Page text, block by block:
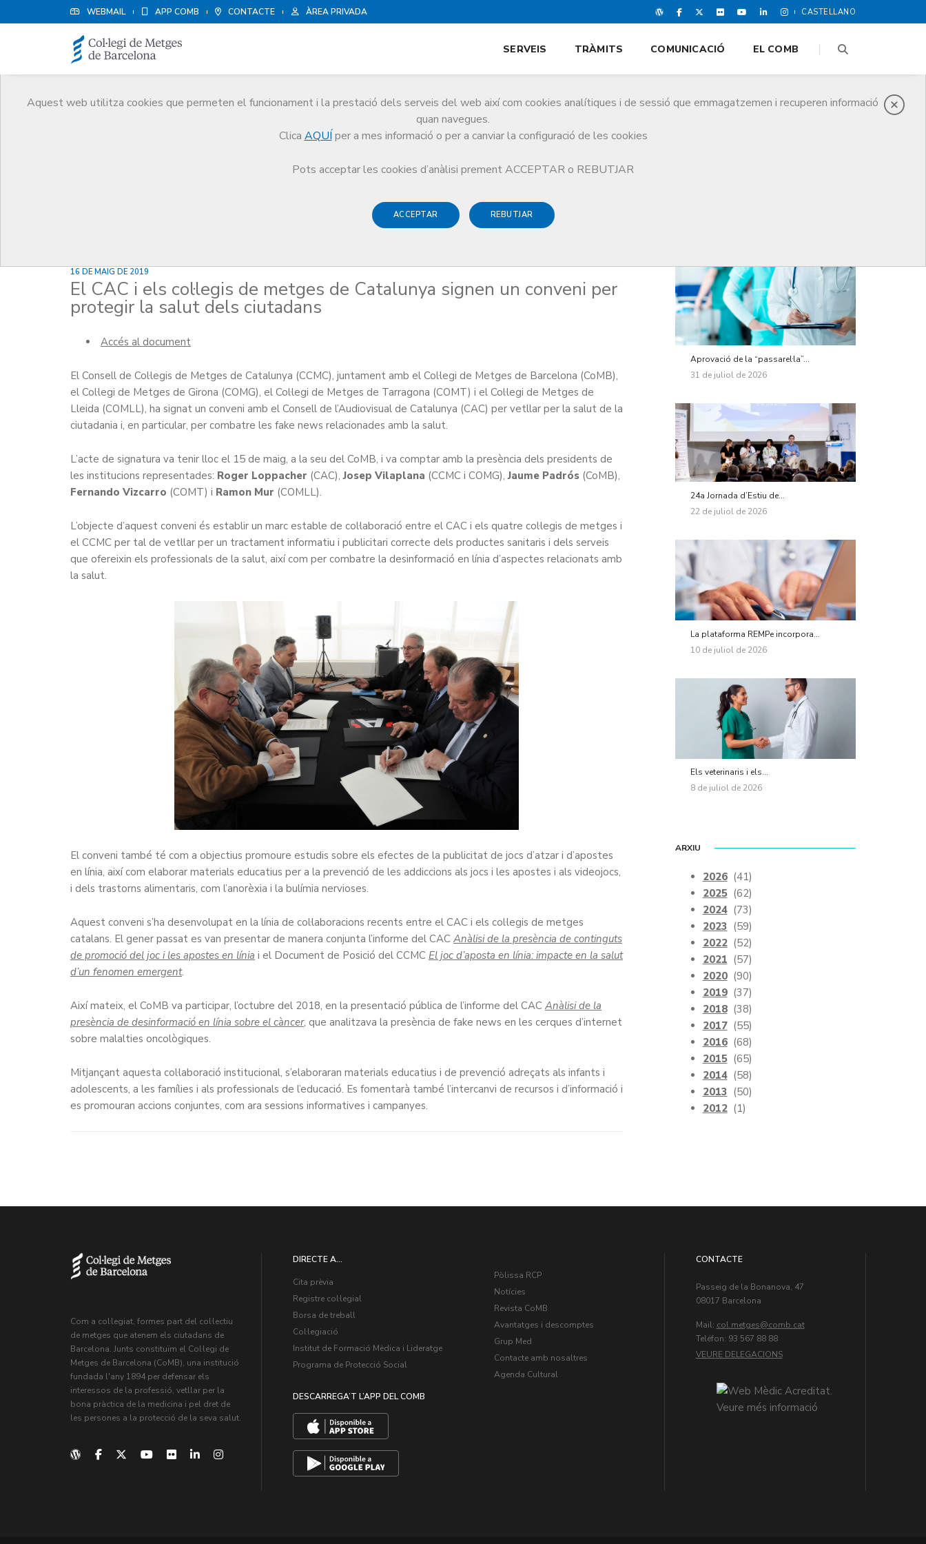
WEBMAIL APP COMB CONTACTE ÀREA PRIVADA CASTELLANO
Aquest web utilitza cookies que permeten el funcionament i la prestació dels serveis del web així com cookies analítiques i de sessió que emmagatzemen i recuperen informació
quan navegues.
Clica AQUÍ per a mes informació o per a canviar la configuració de les cookies
Pots acceptar les cookies d’anàlisi prement ACCEPTAR o REBUTJAR
ACCEPTAR REBUTJAR
SERVEIS TRÀMITS COMUNICACIÓ EL COMB
El CAC i els col·legis de metges de Catalunya signen un conveni per protegir la salut dels ciutadans
16 DE MAIG DE 2019
El CAC i els col·legis de metges de Catalunya signen un conveni per
protegir la salut dels ciutadans
Accés al document
El Consell de Col·legis de Metges de Catalunya (CCMC), juntament amb el Col·legi de Metges de Barcelona (CoMB),
el Col·legi de Metges de Girona (COMG), el Col·legi de Metges de Tarragona (COMT) i el Col·legi de Metges de
Lleida (COMLL), ha signat un conveni amb el Consell de l’Audiovisual de Catalunya (CAC) per vetllar per la salut de la
ciutadania i, en particular, per combatre les fake news relacionades amb la salut.
L’acte de signatura va tenir lloc el 15 de maig, a la seu del CoMB, i va comptar amb la presència dels presidents de
les institucions representades: Roger Loppacher (CAC),Josep Vilaplana (CCMC i COMG),Jaume Padrós (CoMB),
Fernando Vizcarro (COMT) i Ramon Mur (COMLL).
L’objecte d’aquest conveni és establir un marc estable de col·laboració entre el CAC i els quatre col·legis de metges i
el CCMC per tal de vetllar per un tractament informatiu i publicitari correcte dels productes sanitaris i dels serveis
que ofereixin els professionals de la salut, així com per combatre la desinformació en línia d’aspectes relacionats amb
la salut.
El conveni també té com a objectius promoure estudis sobre els efectes de la publicitat de jocs d’atzar i d’apostes
en línia, així com elaborar materials educatius per a la prevenció de les addiccions als jocs i les apostes i als videojocs,
i dels trastorns alimentaris, com l’anorèxia i la bulímia nervioses.
Aquest conveni s’ha desenvolupat en la línia de col·laboracions recents entre el CAC i els col·legis de metges
catalans. El gener passat es van presentar de manera conjunta l’informe del CAC Anàlisi de la presència de continguts
de promoció del joc i les apostes en línia i el Document de Posició del CCMC El joc d’aposta en línia: impacte en la salut
d’un fenomen emergent.
Així mateix, el CoMB va participar, l’octubre del 2018, en la presentació pública de l’informe del CAC Anàlisi de la
presència de desinformació en línia sobre el càncer, que analitzava la presència de fake news en les cerques d’internet
sobre malalties oncològiques.
Mitjançant aquesta col·laboració institucional, s’elaboraran materials educatius i de prevenció adreçats als infants i
adolescents, a les famílies i als professionals de l’educació. Es fomentarà també l’intercanvi de recursos i d’informació i
es promouran accions conjuntes, com ara sessions informatives i campanyes.
Aprovació de la “passarel·la”...
31 de juliol de 2026
24a Jornada d’Estiu de...
22 de juliol de 2026
La plataforma REMPe incorpora...
10 de juliol de 2026
Els veterinaris i els...
8 de juliol de 2026
ARXIU
2026 (41)
2025 (62)
2024 (73)
2023 (59)
2022 (52)
2021 (57)
2020 (90)
2019 (37)
2018 (38)
2017 (55)
2016 (68)
2015 (65)
2014 (58)
2013 (50)
2012 (1)
Com a col·legiat, formes part del col·lectiu
de metges que atenem els ciutadans de
Barcelona. Junts constituïm el Col·legi de
Metges de Barcelona (CoMB), una institució
fundada l'any 1894 per defensar els
interessos de la professió, vetllar per la
bona pràctica de la medicina i pel dret de
les persones a la protecció de la seva salut.
DIRECTE A...
Cita prèvia
Registre col·legial
Borsa de treball
Col·legiació
Institut de Formació Mèdica i Lideratge
Programa de Protecció Social
DESCARREGA’T L’APP DEL COMB
Pòlissa RCP
Notícies
Revista CoMB
Avantatges i descomptes
Grup Med
Contacte amb nosaltres
Agenda Cultural
CONTACTE
Passeig de la Bonanova, 47
08017 Barcelona
Mail: col.metges
Teléfon: 93 567 88 88
VEURE DELEGACIONS